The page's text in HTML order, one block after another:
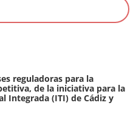
reguladoras para la
de la iniciativa para la
Integrada (ITI) de Cádiz y